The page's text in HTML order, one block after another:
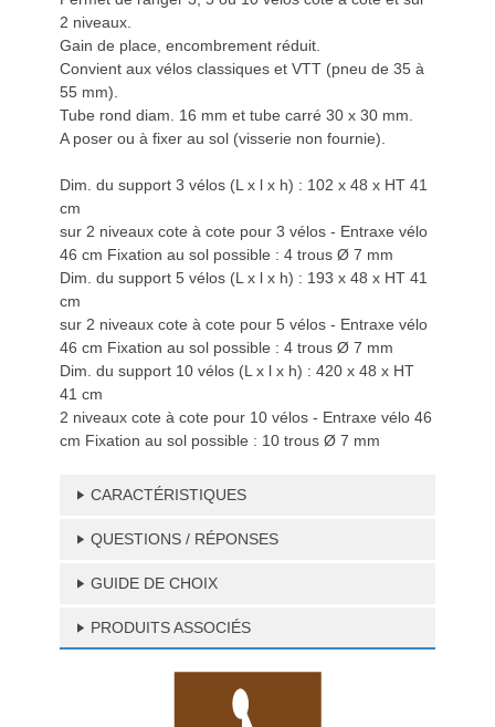
2 niveaux.
Gain de place, encombrement réduit.
Convient aux vélos classiques et VTT (pneu de 35 à
55 mm).
Tube rond diam. 16 mm et tube carré 30 x 30 mm.
A poser ou à fixer au sol (visserie non fournie).
Dim. du support 3 vélos (L x l x h) : 102 x 48 x HT 41
cm
sur 2 niveaux cote à cote pour 3 vélos - Entraxe vélo
46 cm Fixation au sol possible : 4 trous Ø 7 mm
Dim. du support 5 vélos (L x l x h) : 193 x 48 x HT 41
cm
sur 2 niveaux cote à cote pour 5 vélos - Entraxe vélo
46 cm Fixation au sol possible : 4 trous Ø 7 mm
Dim. du support 10 vélos (L x l x h) : 420 x 48 x HT
41 cm
2 niveaux cote à cote pour 10 vélos - Entraxe vélo 46
cm Fixation au sol possible : 10 trous Ø 7 mm
CARACTÉRISTIQUES
QUESTIONS / RÉPONSES
GUIDE DE CHOIX
PRODUITS ASSOCIÉS